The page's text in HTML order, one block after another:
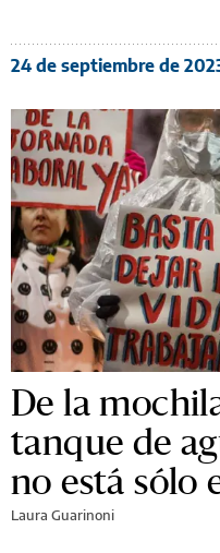
24 de septiembre de
De la
tanque de
no está sólo
Laura Guarinoni